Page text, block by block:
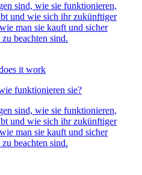
sind, wie sie funktionieren,
und wie sich ihr zukünftiger
man sie kauft und sicher
beachten sind.
funktionieren sie?
sind, wie sie funktionieren,
und wie sich ihr zukünftiger
man sie kauft und sicher
beachten sind.